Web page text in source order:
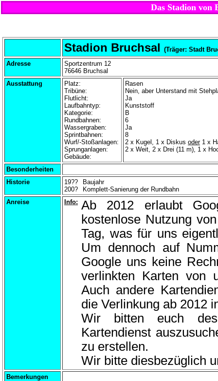
Das Stadion von
Stadion Bruchsal (Träger: Stadt
Adresse
Sportzentrum 12
76646 Bruchsal
Ausstattung
Platz:
Tribüne:
Flutlicht:
Laufbahntyp:
Kategorie:
Rundbahnen:
Wassergraben:
Sprintbahnen:
Wurf/-Stoßanlagen:
Sprunganlagen:
Gebäude:
Rasen
Nein, aber Unterstand mit
Ja
Kunststoff
B
6
Ja
8
2 x Kugel, 1 x Diskus oder1 x
2 x Weit, 2 x Drei (11 m), 1 x
Besonderheiten
Historie
19??
Baujahr
200?
Komplett-Sanierung der Rundbahn
Anreise
Info: Ab 2012 erlaubt
kostenlose Nutzung
Tag, was für uns
Um dennoch auf
Google uns keine
verlinkten Karten von
Auch andere
die Verlinkung ab 2012
Wir bitten euch
Kartendienst
zu erstellen.
Wir bitte diesbezüglich
Bemerkungen